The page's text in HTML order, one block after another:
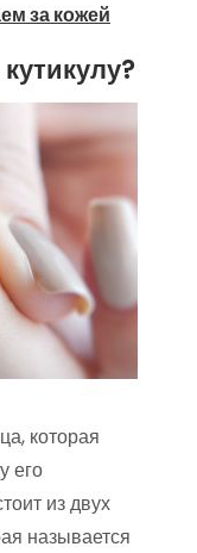
за кожей
которая
его
из двух
называется